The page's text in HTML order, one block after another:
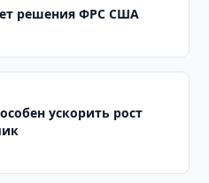
решения ФРС США
ускорить рост